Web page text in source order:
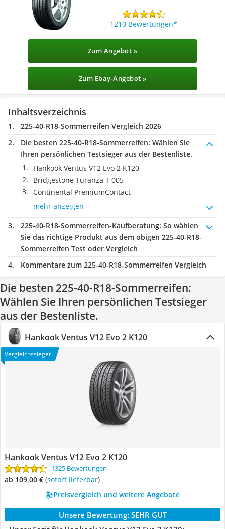
1210 Bewertungen
Zum Angebot »
Zum Ebay-Angebot »
Inhaltsverzeichnis
225-40-R18-Sommerreifen Vergleich 2026
Die besten 225-40-R18-Sommerreifen: Wählen Sie
Ihren persönlichen Testsieger aus der Bestenliste.
Hankook Ventus V12 Evo 2 K120
Bridgestone Turanza T 005
Continental PremiumContact
mehr anzeigen
225-40-R18-Sommerreifen-Kaufberatung: So wählen
Sie das richtige Produkt aus dem obigen 225-40-R18-
Sommerreifen Test oder Vergleich
Kommentare zum 225-40-R18-Sommerreifen Vergleich
Die besten 225-40-R18-Sommerreifen:
Wählen Sie Ihren persönlichen Testsieger
aus der Bestenliste.
Hankook Ventus V12 Evo 2 K120
Vergleichssieger
Hankook Ventus V12 Evo 2 K120
1325 Bewertungen
ab 109,00 € ( Sofort lieferbar)
Preisvergleich und weitere Angebote
Unsere Bewertung: SEHR GUT